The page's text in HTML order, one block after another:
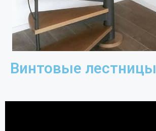
Винтовые лестницы